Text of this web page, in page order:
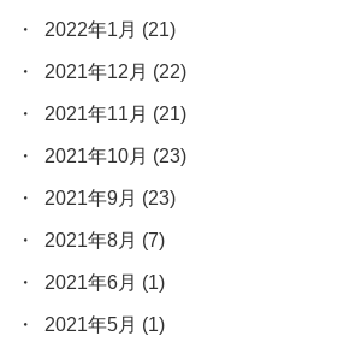
2022年1月 (21)
2021年12月 (22)
2021年11月 (21)
2021年10月 (23)
2021年9月 (23)
2021年8月 (7)
2021年6月 (1)
2021年5月 (1)